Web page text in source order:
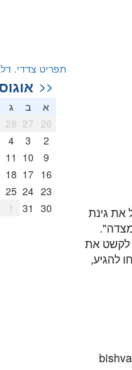
את גינת
לקשט את
להגיע,
תפריט צדדי.
<< אוגוסט
א ב ג
26
27
28
2
3
4
9
10
11
16
17
18
23
24
25
30
31
1